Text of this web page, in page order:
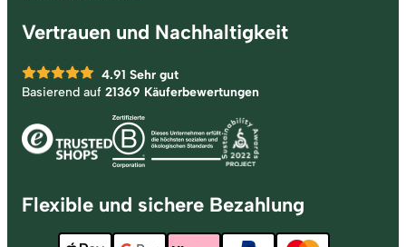
Vertrauen und Nachhaltigkeit
4.91 Sehr gut
Basierend auf 21369 Käuferbewertungen
Flexible und sichere Bezahlung